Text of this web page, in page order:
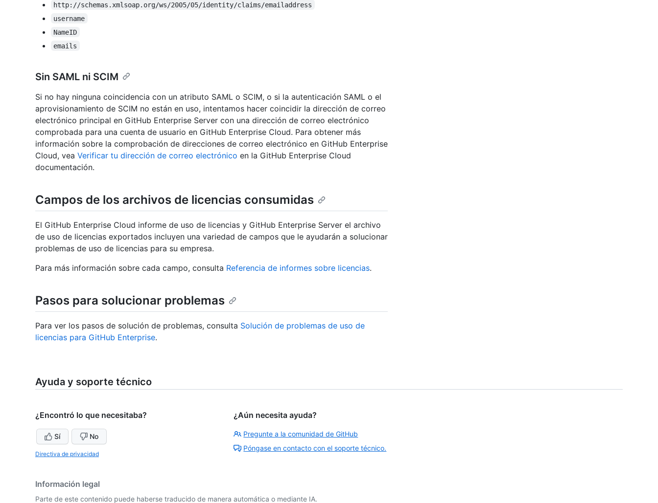
http://schemas.xmlsoap.org/ws/2005/05/identity/claims/emailaddress
username
NameID
emails
Sin SAML ni SCIM
Si no hay ninguna coincidencia con un atributo SAML o SCIM, o si la autenticación SAML o el
aprovisionamiento de SCIM no están en uso, intentamos hacer coincidir la dirección de correo
electrónico principal en GitHub Enterprise Server con una dirección de correo electrónico
comprobada para una cuenta de usuario en GitHub Enterprise Cloud. Para obtener más
información sobre la comprobación de direcciones de correo electrónico en GitHub Enterprise
Cloud, vea Verificar tu dirección de correo electrónico en la GitHub Enterprise Cloud
documentación.
Campos de los archivos de licencias consumidas
El GitHub Enterprise Cloud informe de uso de licencias y GitHub Enterprise Server el archivo
de uso de licencias exportados incluyen una variedad de campos que le ayudarán a solucionar
problemas de uso de licencias para su empresa.
Para más información sobre cada campo, consulta Referencia de informes sobre licencias.
Pasos para solucionar problemas
Para ver los pasos de solución de problemas, consulta Solución de problemas de uso de
licencias para GitHub Enterprise.
Ayuda y soporte técnico
¿Encontró lo que necesitaba?
Sí No
Directiva de privacidad
¿Aún necesita ayuda?
Pregunte a la comunidad de GitHub
Póngase en contacto con el soporte técnico.
Información legal
Parte de este contenido puede haberse traducido de manera automática o mediante IA.